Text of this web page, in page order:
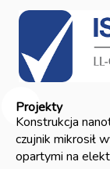
Projekty
Konstrukcja
czujnik mikrosił
opartymi na